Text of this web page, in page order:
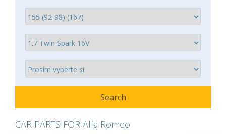
CAR PARTS FOR Alfa Romeo